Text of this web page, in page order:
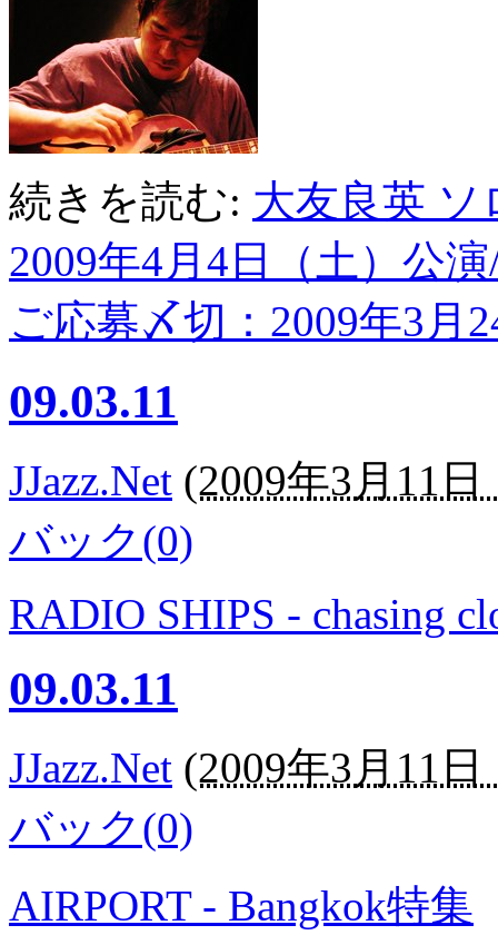
続きを読む: 大友良英
2009年4月4日（土）公
ご応募〆切：2009年3月
09.03.11
JJazz.Net (2009年3月11日
バック(0)
RADIO SHIPS - chasing
09.03.11
JJazz.Net (2009年3月11日
バック(0)
AIRPORT - Bangkok特集